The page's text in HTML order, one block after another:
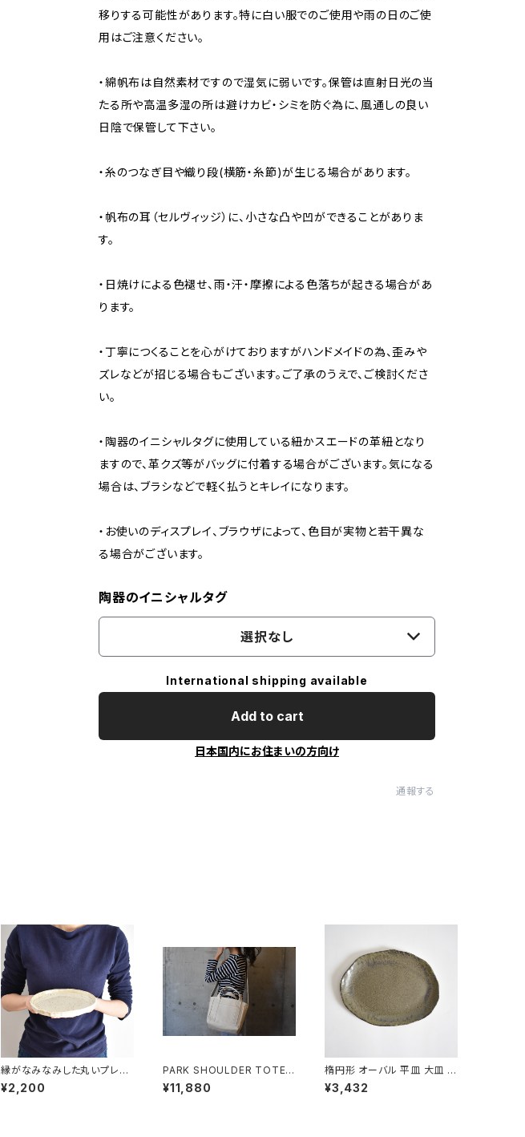
移りする可能性があります。特に白い服でのご使用や雨の日のご使
用はご注意ください。
・綿帆布は自然素材ですので湿気に弱いです。保管は直射日光の当
たる所や高温多湿の所は避けカビ・シミを防ぐ為に、風通しの良い
日陰で保管して下さい。
・糸のつなぎ目や織り段(横筋・糸節)が生じる場合があります。
・帆布の耳（セルヴィッジ）に、小さな凸や凹ができることがありま
す。
・日焼けによる色褪せ、雨・汗・摩擦による色落ちが起きる場合があ
ります。
・丁寧につくることを心がけておりますがハンドメイドの為、歪みや
ズレなどが招じる場合もございます。ご了承のうえで、ご検討くださ
い。
・陶器のイニシャルタグに使用している紐かスエードの革紐となり
ますので、革クズ等がバッグに付着する場合がございます。気になる
場合は、ブラシなどで軽く払うとキレイになります。
・お使いのディスプレイ、ブラウザによって、色目が実物と若干異な
る場合がございます。
陶器のイニシャルタグ
選択なし
International shipping available
Add to cart
日本国内にお住まいの方向け
通報する
縁がなみなみした丸いプレー
ト中皿(白/光沢/点模様/白御
影土)
¥2,200
PARK SHOULDER TOTE B
AG (キナリ)
¥11,880
楕円形 オーバル 平皿 大皿 B
SP088
¥3,432